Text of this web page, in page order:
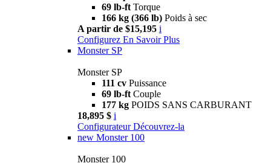
69 lb-ft Torque
166 kg (366 lb) Poids à sec
A partir de $15,195 i
Configurez En Savoir Plus
Monster SP
Monster SP
111 cv Puissance
69 lb-ft Couple
177 kg POIDS SANS CARBURANT
18,895 $ i
Configurateur Découvrez-la
new Monster 100
Monster 100